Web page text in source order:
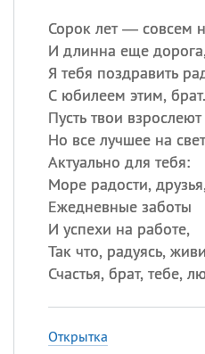
Сорок лет — совсем
И длинна еще
Я тебя поздравить
С юбилеем этим, брат.
Пусть твои
Но все лучшее на
Актуально для тебя:
Море радости,
Ежедневные заботы
И успехи на работе,
Так что, радуясь,
Счастья, брат, тебе,
Открытка